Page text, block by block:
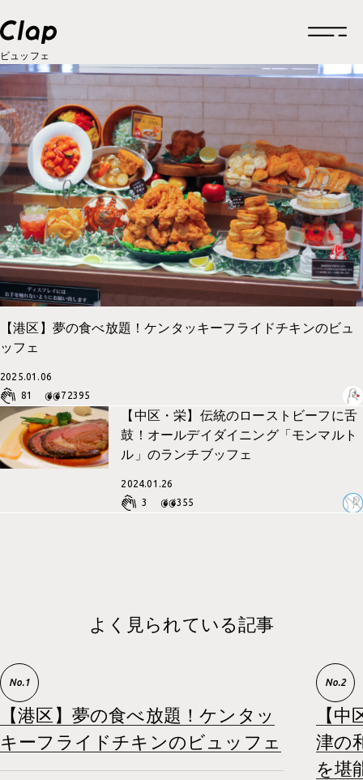
トップページ
企業情報
企業情報一覧
企業概要
採用情報
お知らせ
働きかた
考えかた
制作実績
制作実績一覧
ロゴデザイン
クリエイティブ
ブランドサイト
ブランディング
採用サイト
コーポレートサイト
WEBデザイン
UI・UX 設計
グラフィックデザイン
メディア運用
福利厚生
福利厚生一覧
福利厚生
考えかた
グルメ
社内の取り組み
イベント
PP
考えかた
ビュッフェ
【港区】夢の食べ放題！ケンタッキーフライドチキンのビュ
ッフェ
2025.01.06
81
72395
【中区・栄】伝統のローストビーフに舌
鼓！オールデイダイニング「モンマルト
ル」のランチブッフェ
2024.01.26
3
355
よく見られている記事
【港区】夢の食べ放題！ケンタッ
キーフライドチキンのビュッフェ
【
津の
を堪